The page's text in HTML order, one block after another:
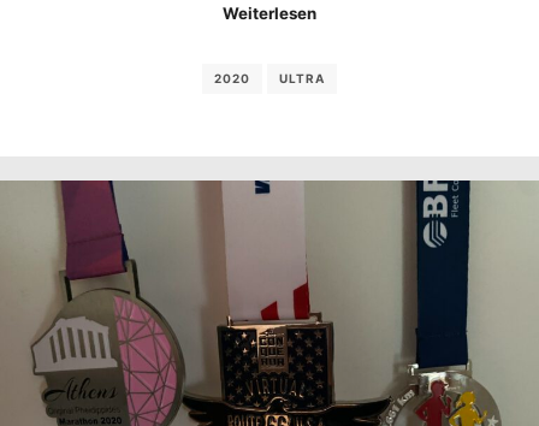
Weiterlesen
2020 ULTRA